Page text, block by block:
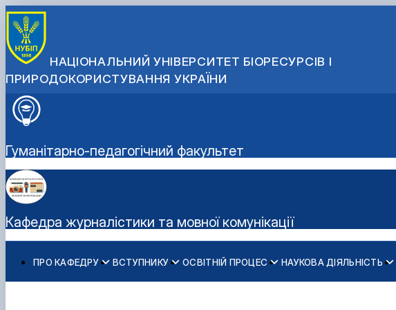
НАЦІОНАЛЬНИЙ УНІВЕРСИТЕТ БІОРЕСУРСІВ І
ПРИРОДОКОРИСТУВАННЯ УКРАЇНИ
Гуманітарно-педагогічний факультет
Кафедра журналістики та мовної комунікації
ПРО КАФЕДРУ
Історія кафедри
ВСТУПНИКУ
Спеціальність С7 «Журналістика» - бакалаврат
ОСВІТНІЙ ПРОЦЕС
Освітні програми (ОС "Бакалавр", "Магістр")
НАУКОВА ДІЯЛЬНІСТЬ
Наукові здобутки кафедри
Медіалабораторія
Телеканал "Свій НУБіП"